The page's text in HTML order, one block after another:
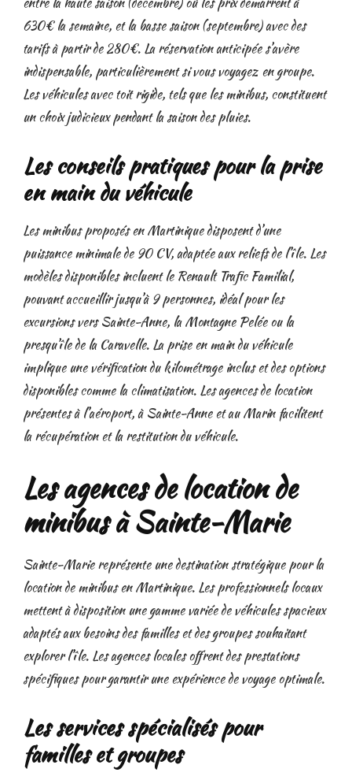
630€ la semaine, et la basse saison (septembre) avec des
tarifs à partir de 280€. La réservation anticipée s’avère
indispensable, particulièrement si vous voyagez en groupe.
Les véhicules avec toit rigide, tels que les minibus, constituent
un choix judicieux pendant la saison des pluies.
Les conseils pratiques pour la prise
en main du véhicule
Les minibus proposés en Martinique disposent d’une
puissance minimale de 90 CV, adaptée aux reliefs de l’île. Les
modèles disponibles incluent le Renault Trafic Familial,
pouvant accueillir jusqu’à 9 personnes, idéal pour les
excursions vers Sainte-Anne, la Montagne Pelée ou la
presqu’île de la Caravelle. La prise en main du véhicule
implique une vérification du kilométrage inclus et des options
disponibles comme la climatisation. Les agences de location
présentes à l’aéroport, à Sainte-Anne et au Marin facilitent
la récupération et la restitution du véhicule.
Les agences de location de
minibus à Sainte-Marie
Sainte-Marie représente une destination stratégique pour la
location de minibus en Martinique. Les professionnels locaux
mettent à disposition une gamme variée de véhicules spacieux
adaptés aux besoins des familles et des groupes souhaitant
explorer l’île. Les agences locales offrent des prestations
spécifiques pour garantir une expérience de voyage optimale.
Les services spécialisés pour
familles et groupes